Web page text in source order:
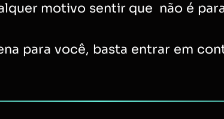
motivo sentir que não é
para você, basta entrar em